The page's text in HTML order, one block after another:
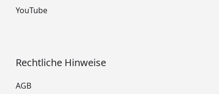
YouTube
Rechtliche Hinweise
AGB